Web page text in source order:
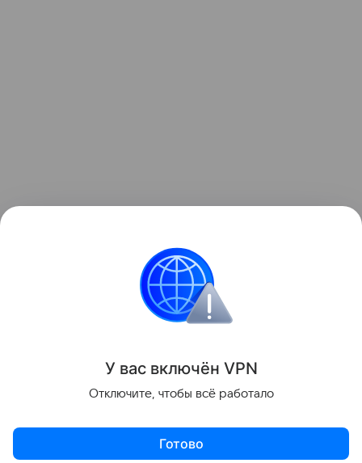
появлением ИИ-агентов.
Поделиться
У вас включён VPN
Отключите, чтобы всё работало
Готово